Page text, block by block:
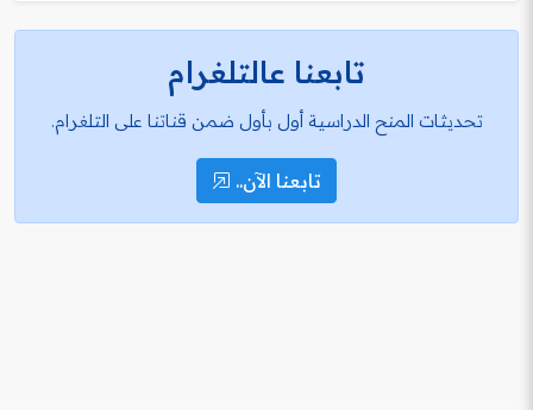
تابعنا عالتلغرام
تحديثات المنح الدراسية أول بأول ضمن قناتنا على التلغرام.
تابعنا الآن..